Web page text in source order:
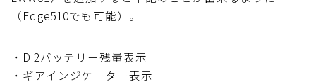
（Edge510でも可能）。
・Di2バッテリー残量表示
・ギアインジケーター表示